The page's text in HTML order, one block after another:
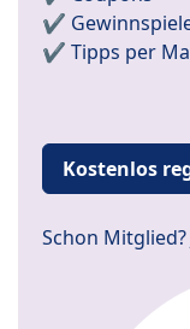
✔️
✔️ Tipps per
Kostenlos
Schon Mitglied?